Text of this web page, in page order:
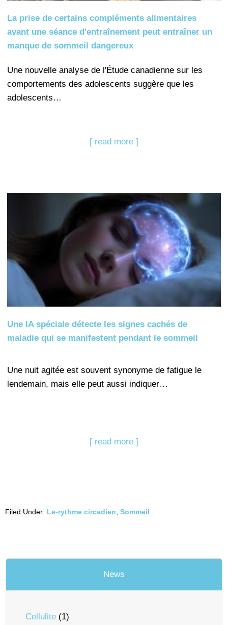
La prise de certains compléments alimentaires
avant une séance d'entraînement peut entraîner un
manque de sommeil dangereux
Une nouvelle analyse de l'Étude canadienne sur les
comportements des adolescents suggère que les
adolescents…
[ read more ]
Une IA spéciale détecte les signes cachés de
maladie qui se manifestent pendant le sommeil
Une nuit agitée est souvent synonyme de fatigue le
lendemain, mais elle peut aussi indiquer…
[ read more ]
Filed Under: Le-rythme circadien Sommeil
News
Cellulite (1)